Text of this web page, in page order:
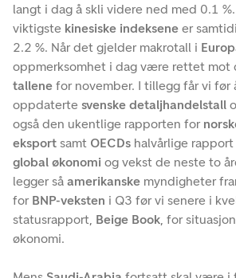
langt i dag å skli videre ned med 0.1
viktigste kinesiske indeksene er
2.2 %. Når det gjelder makrotall i
oppmerksomhet i dag være rettet mot
tallene for november. I tillegg får vi før
oppdaterte svenske detaljhandelstall
også den ukentlige rapporten for
eksport samt OECDs halvårlige
global økonomi og vekst de neste to
legger så amerikanske myndigheter
for BNP-veksten i Q3 før vi senere i
statusrapport, Beige Book , for
økonomi.